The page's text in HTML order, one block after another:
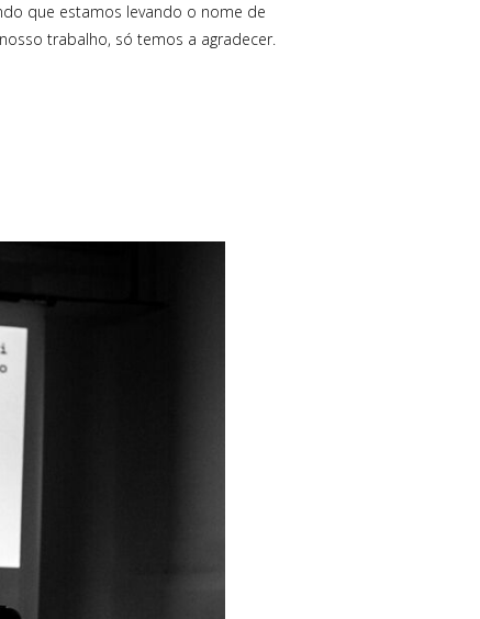
que estamos levando o nome de
trabalho, só temos a agradecer.